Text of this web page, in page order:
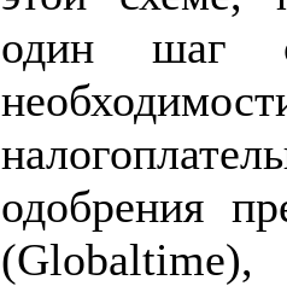
один шаг
одобрения